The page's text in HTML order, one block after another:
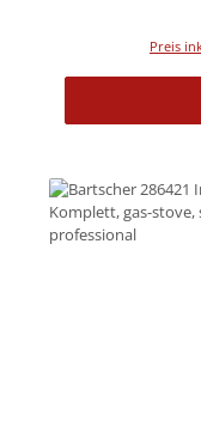
Preis